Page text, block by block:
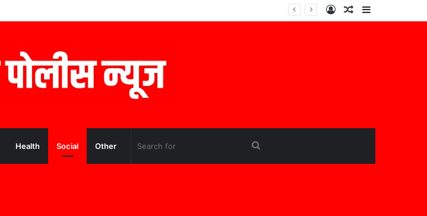
वाटप Sidebar
Random
Log
Health Social Other